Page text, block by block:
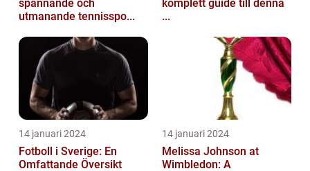
spännande och
utmanande tennisspo...
komplett guide till denna
...
14 januari 2024
Fotboll i Sverige: En
Omfattande Översikt
14 januari 2024
Melissa Johnson at
Wimbledon: A